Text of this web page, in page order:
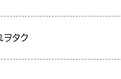
ヲタク